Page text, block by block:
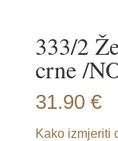
333/2
crne /
31.90 €
Kako izmjeriti